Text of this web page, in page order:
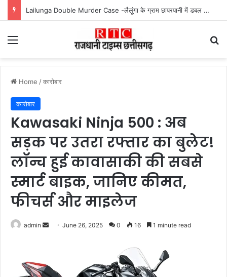
Lailunga Double Murder Case -लैलूंगा के ग्राम छापरपानी में डबल मर्डर और दुष्कर्म कांड का खुलासा, 65 वर्षीय आरोपी गिरफ्तार
Menu
Home /कारोबार
कारोबार
Kawasaki Ninja 500 : अब
सड़क पर उतरा रफ्तार का बुलेट!
लॉन्च हुई कावासाकी की सबसे
स्मार्ट बाइक, जानिए कीमत,
फीचर्स और माइलेज
admin
SendJune 26, 2025 0 16 1 minute read